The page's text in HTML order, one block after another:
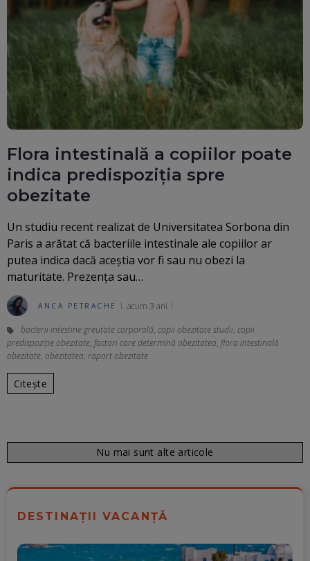
Flora intestinală a copiilor poate
indica predispoziția spre
obezitate
Un studiu recent realizat de Universitatea Sorbona din
Paris a arătat că bacteriile intestinale ale copiilor ar
putea indica dacă aceștia vor fi sau nu obezi la
maturitate. Prezența sau…
ANCA PETRACHE acum 3 ani
bacterii intestine greutate corporală, copii obezitate studii, copii
predispoziție obezitate, factori care determină obezitatea, flora intestinală
obezitate, obezitatea, raport obezitate
Citește
Nu mai sunt alte articole
DESTINAȚII VACANȚĂ